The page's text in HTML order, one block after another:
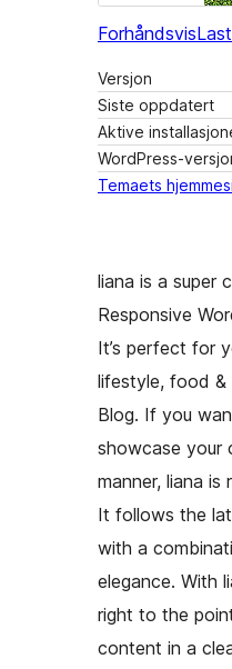
Forhåndsvis
Versjon
Siste oppdatert
Aktive
WordPress-
Temaets
liana is a super
Responsive
It’s perfect for
lifestyle, food &
Blog. If you
showcase your
manner, liana
It follows the
with a
elegance. With
right to the
content in a